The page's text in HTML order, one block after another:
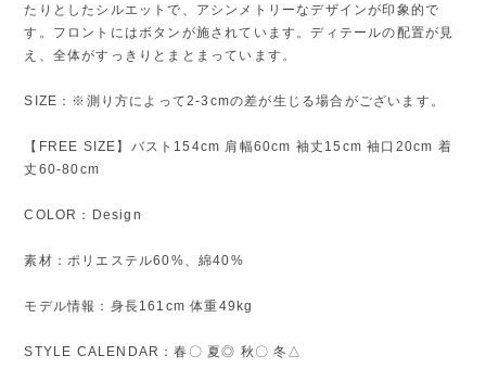
たりとしたシルエットで、アシンメトリーなデザインが印象的で
す。フロントにはボタンが施されています。ディテールの配置が見
え、全体がすっきりとまとまっています。
SIZE：※測り方によって2-3cmの差が生じる場合がございます。
【FREE SIZE】バスト154cm 肩幅60cm 袖丈15cm 袖口20cm 着
丈60-80cm
COLOR：Design
素材：ポリエステル60%、綿40%
モデル情報：身長161cm 体重49kg
STYLE CALENDAR：春〇 夏◎ 秋〇 冬△